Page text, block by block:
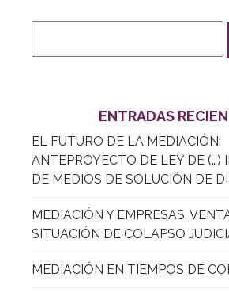
ENTRADAS
EL FUTURO DE LA MEDIACIÓN:
ANTEPROYECTO DE LEY DE (…)
DE MEDIOS DE SOLUCIÓN DE
MEDIACIÓN Y EMPRESAS.
SITUACIÓN DE COLAPSO
MEDIACIÓN EN TIEMPOS DE